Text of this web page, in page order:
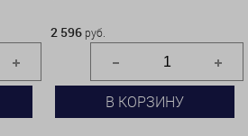
2 596 руб.
В КОРЗИНУ